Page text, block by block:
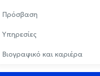
Πρόσβαση
Υπηρεσίες
Βιογραφικό και καριέρα